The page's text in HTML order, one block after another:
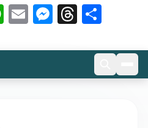
WhatsApp
EmailMessenger
Threads